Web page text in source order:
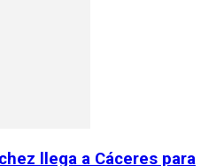
llega a Cáceres para